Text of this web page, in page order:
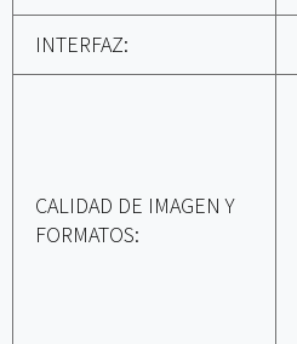
INTERFAZ:
CALIDAD DE IMAGEN Y
FORMATOS: